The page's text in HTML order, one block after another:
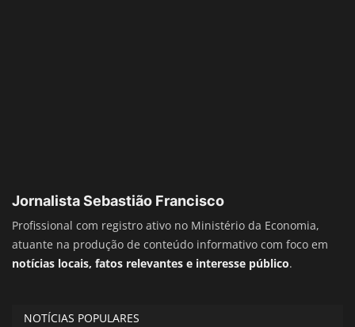
Jornalista Sebastião Francisco
Profissional com registro ativo no Ministério da Economia,
atuante na produção de conteúdo informativo com foco em
notícias locais, fatos relevantes e interesse público.
NOTÍCIAS POPULARES